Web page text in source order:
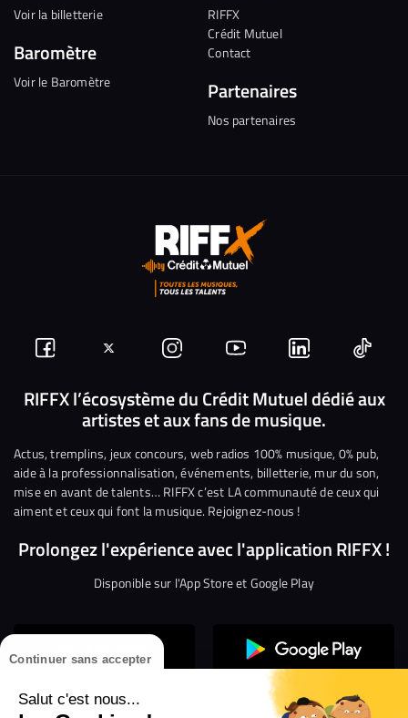
Continuer sans accepter
Salut c'est nous...
Voir la billetterie
Baromètre
Voir le Baromètre
RIFFX
Crédit Mutuel
Contact
Partenaires
Nos partenaires
Suivez-
nous
Facebook
Suivez-
nous
sur
Twitter
Nous
rejoindre
sur
Instagram
Nous
rejoindre
sur
YouTube
Nous
rejoindre
sur
Linkedin
Nous
RIFFX l’écosystème du Crédit Mutuel dédié aux
artistes et aux fans de musique.
Actus, tremplins, jeux concours, web radios 100% musique, 0% pub,
aide à la professionnalisation, événements, billetterie, mur du son,
mise en avant de talents… RIFFX c’est LA communauté de ceux qui
aiment et ceux qui font la musique. Rejoignez-nous !
Prolongez l'expérience avec l'application RIFFX !
Disponible sur l'App Store et Google Play